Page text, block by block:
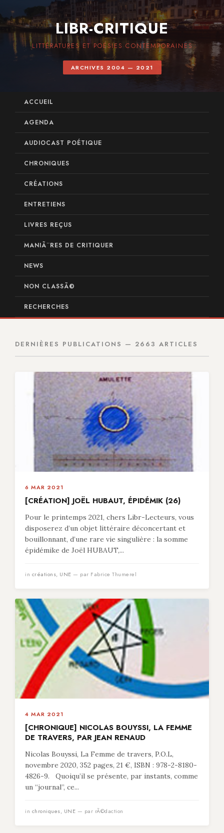
LIBR-CRITIQUE
LITTÉRATURES ET POÉSIES CONTEMPORAINES
ARCHIVES 2004 — 2021
ACCUEIL
AGENDA
AUDIOCAST POÉTIQUE
CHRONIQUES
CRÉATIONS
ENTRETIENS
LIVRES REÇUS
MANIÃ¨RES DE CRITIQUER
NEWS
NON CLASSÃ©
RECHERCHES
DERNIÈRES PUBLICATIONS — 2663 ARTICLES
6 MAR 2021
[CRÉATION] JOËL HUBAUT, ÉPIDÉMIK (26)
Pour le printemps 2021, chers Libr-Lecteurs, vous
disposerez d’un objet littéraire déconcertant et
bouillonnant, d’une rare vie singulière : la somme
épidémike de Joël HUBAUT,...
in créations, UNE — par Fabrice Thumerel
4 MAR 2021
[CHRONIQUE] NICOLAS BOUYSSI, LA FEMME
DE TRAVERS, PAR JEAN RENAUD
Nicolas Bouyssi, La Femme de travers, P.O.L,
novembre 2020, 352 pages, 21 €, ISBN : 978-2-8180-
4826-9. Quoiqu’il se présente, par instants, comme
un “journal”, ce...
in chroniques, UNE — par rÃ©daction